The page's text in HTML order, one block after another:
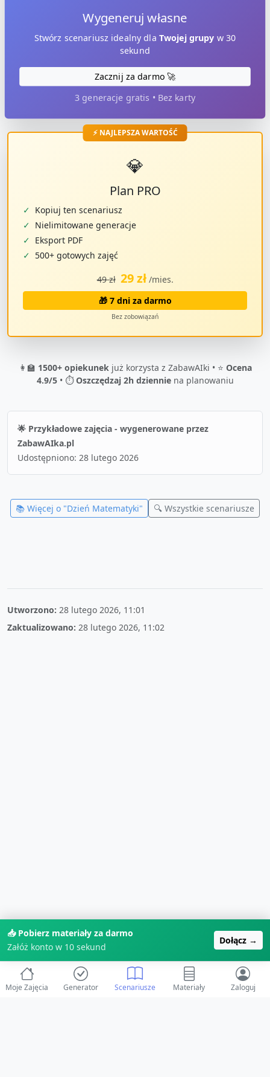
Wygeneruj własne
Stwórz scenariusz idealny dla Twojej grupy w 30
sekund
Zacznij za darmo 🚀
3 generacje gratis • Bez karty
⚡ NAJLEPSZA WARTOŚĆ
💎
Plan PRO
✓ Kopiuj ten scenariusz
✓ Nielimitowane generacje
✓ Eksport PDF
✓ 500+ gotowych zajęć
49 zł 29 zł /mies.
🎁 7 dni za darmo
Bez zobowiązań
👩‍🏫 1500+ opiekunekjuż korzysta z ZabawAIki • ⭐ Ocena
4.9/5• ⏱️Oszczędzaj 2h dzienniena planowaniu
🌟 Przykładowe zajęcia - wygenerowane przez
ZabawAIka.pl
Udostępniono: 28 lutego 2026
📚 Więcej o "Dzień Matematyki" 🔍 Wszystkie scenariusze
Utworzono: 28 lutego 2026, 11:01
Zaktualizowano: 28 lutego 2026, 11:02
📥 Pobierz materiały za darmo
Załóż konto w 10 sekund
Dołącz →
Moje Zajęcia Generator Scenariusze Materiały Zaloguj